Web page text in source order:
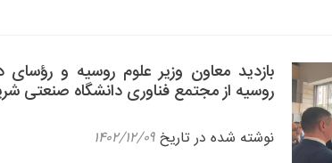
بازدید معاون وزیر علوم روسیه و رؤسای
روسیه از مجتمع فناوری دانشگاه صنعتی
نوشته شده در تاریخ۱۴۰۲/۱۲/۰۹